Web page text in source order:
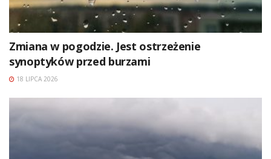
Zmiana w pogodzie. Jest ostrzeżenie
synoptyków przed burzami
18 LIPCA 2026